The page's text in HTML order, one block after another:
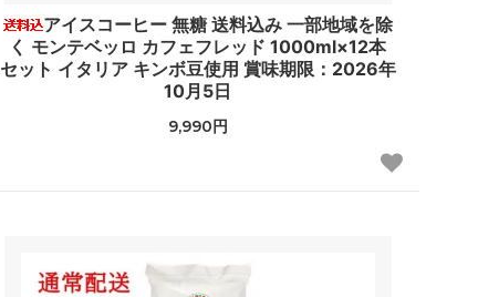
アイスコーヒー 無糖 送料込み 一部地域を除
く モンテベッロ カフェフレッド 1000ml×12本
セット イタリア キンボ豆使用 賞味期限：2026年
10月5日
9,990円